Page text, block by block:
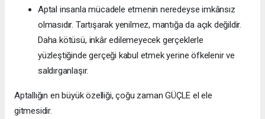
Aptal insanla mücadele etmenin neredeyse imkânsız
olmasıdır. Tartışarak yenilmez, mantığa da açık değildir.
Daha kötüsü, inkâr edilemeyecek gerçeklerle
yüzleştiğinde gerçeği kabul etmek yerine öfkelenir ve
saldırganlaşır.
Aptallığın en büyük özelliği, çoğu zaman GÜÇLE el ele
gitmesidir.